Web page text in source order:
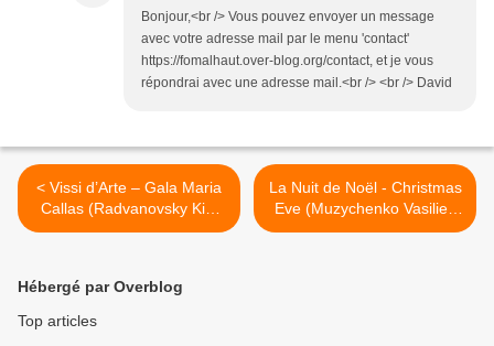
Bonjour,<br /> Vous pouvez envoyer un message
avec votre adresse mail par le menu 'contact'
https://fomalhaut.over-blog.org/contact, et je vous
répondrai avec une adresse mail.<br /> <br /> David
< Vissi d’Arte – Gala Maria
Callas (Radvanovsky Kim
Carsen) Opéra de Paris
La Nuit de Noël - Christmas
Eve (Muzychenko Vasiliev
Moriuchi Loy) Frankfurt >
Hébergé par Overblog
Top articles